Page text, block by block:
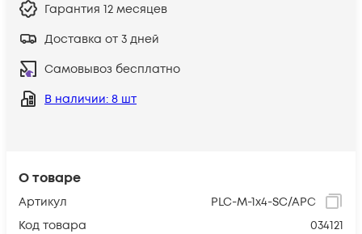
О товаре
Артикул
PLC-M-1x4-SC/APC
Код товара
034121
Гарантия 12 месяцев
Доставка от 3 дней
Самовывоз бесплатно
В наличии: 8 шт